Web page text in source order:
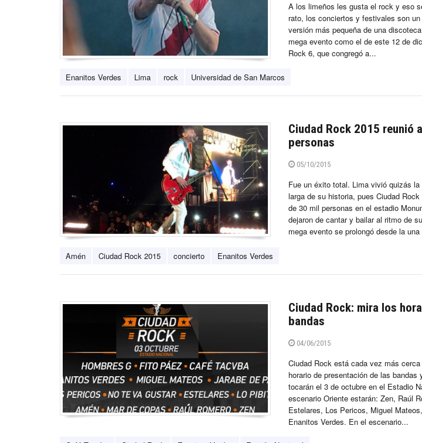
A los limeños les gusta el rock y eso
rato, los conciertos y festivales son
versión más pequeña de una
mega evento como el de este 12 de
Rock 6, que congregó a...
Enanitos Verdes Lima rock Universidad de San Marcos
Ciudad Rock 2015 reunió
personas
05/10/2015
Fue un éxito total. Lima vivió quizás
larga de su historia, pues Ciudad
de 30 mil personas en el estadio
dejaron de cantar y bailar al ritmo de
mega evento se prolongó desde la una
Amén Ciudad Rock 2015 concierto Enanitos Verdes
Ciudad Rock: mira los
bandas
04/06/2015
Ciudad Rock está cada vez más
horario de presentación de las bandas
tocarán el 3 de octubre en el Estadio
escenario Oriente estarán: Zen, Raúl
Estelares, Los Pericos, Miguel
Enanitos Verdes. En el escenario...